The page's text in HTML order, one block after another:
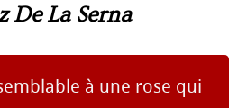
De La Serna
à une rose qui